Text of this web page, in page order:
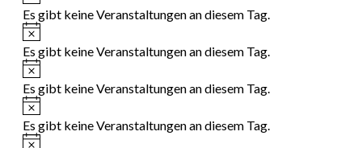
Es gibt keine Veranstaltungen an diesem Tag.
Hinweis
Es gibt keine Veranstaltungen an diesem Tag.
Hinweis
Es gibt keine Veranstaltungen an diesem Tag.
Hinweis
Es gibt keine Veranstaltungen an diesem Tag.
Hinweis